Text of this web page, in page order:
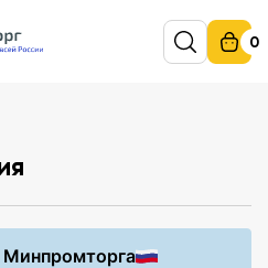
0
Минпромторга